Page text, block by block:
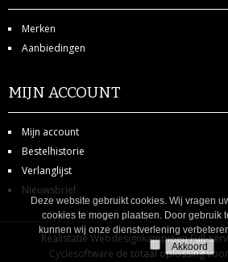
JAS
TRUI, BODYWARMER
HELMEN
ATB/MTB HELM
RACE HELM
KLEDING ACCESSOIRES
Merken
Aanbiedingen
MIJN ACCOUNT
Mijn account
Bestelhistorie
Verlanglijst
Nieuwsbrief
Realistatie WebdesignkampioenFull-
Cyclesoftware de totaal oplossing
Deze website gebruikt cookies. Wij vragen
cookies te mogen plaatsen. Door gebruik
kunnen wij onze dienstverlening